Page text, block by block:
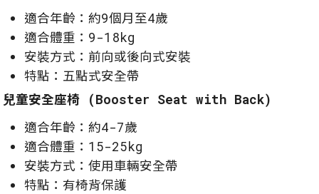
適合年齡：約9個月至4歲
適合體重：9-18kg
安裝方式：前向或後向式安裝
特點：五點式安全帶
兒童安全座椅 (Booster Seat with Back)
適合年齡：約4-7歲
適合體重：15-25kg
安裝方式：使用車輛安全帶
特點：有椅背保護